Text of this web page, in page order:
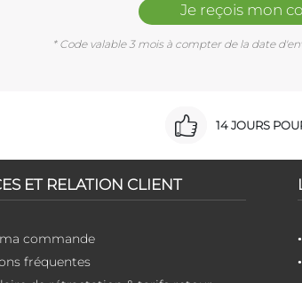
Je reçois mon
* Code valable 3 mois à compter de la date
14 JOURS
ET RELATION CLIENT
commande
fréquentes